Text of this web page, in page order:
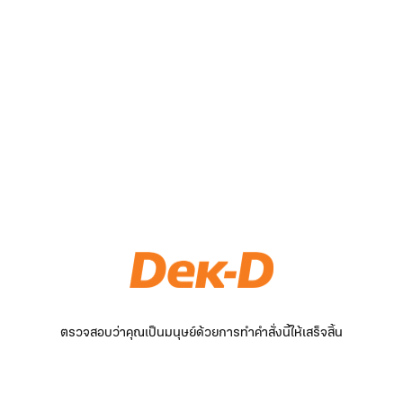
ตรวจสอบว่าคุณเป็นมนุษย์ด้วยการทำคำสั่งนี้ให้เสร็จสิ้น